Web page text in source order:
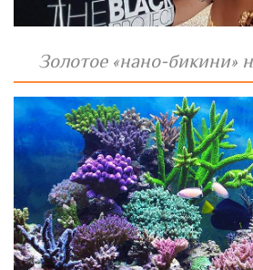
Золотое «нано-бикини»